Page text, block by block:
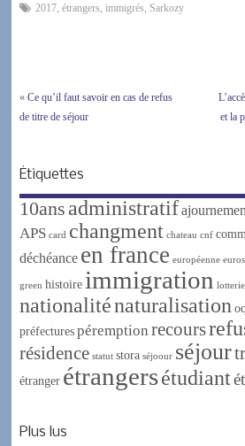
2017, étrangers, immigrés, Sarkozy
« Ce qu’il faut savoir en cas de refus
de titre de séjour
et la
Étiquettes
10ans administratif
APS card changment chateau cnf
déchéance en france européenne
green histoire immigration lotterie
nationaliténaturalisation
préfectures péremption recours
résidence statut stora séjoour séjour
étranger étrangersétudiant
Plus lus